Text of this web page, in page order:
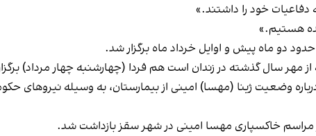
دفاعیات خود را داشتند.»
هستیم.»
مهر سال گذشته در زندان است هم فردا (چهارشنبه چهار مرداد)
سال گذشته به دلیل گزارشگری درباره وضعیت ژینا (مهسا) امینی از بیمارستان، به وسیله
مراسم خاکسپاری مهسا امینی در شهر سقز بازداشت شد.